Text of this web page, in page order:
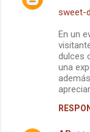
sweet-
En un
dulces
una